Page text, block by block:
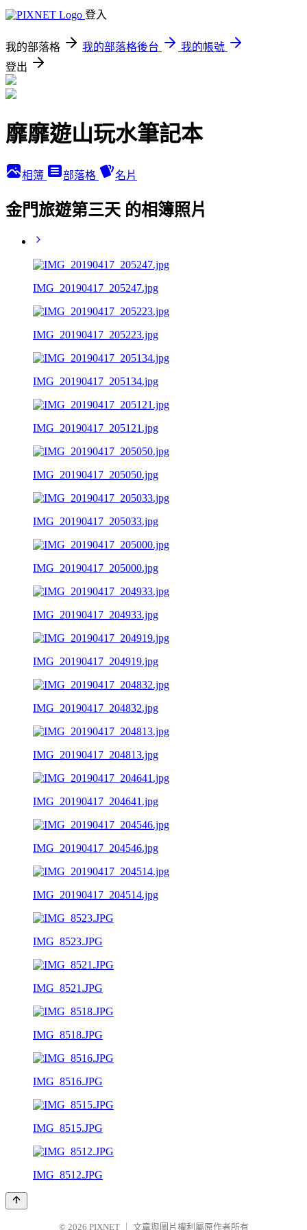
登入
我的部落格 我的部落格後台
我的帳號
登出
靡靡遊山玩水筆記本
相簿 部落格 名片
金門旅遊第三天 的相簿照片
IMG_20190417_205247.jpg
IMG_20190417_205223.jpg
IMG_20190417_205134.jpg
IMG_20190417_205121.jpg
IMG_20190417_205050.jpg
IMG_20190417_205033.jpg
IMG_20190417_205000.jpg
IMG_20190417_204933.jpg
IMG_20190417_204919.jpg
IMG_20190417_204832.jpg
IMG_20190417_204813.jpg
IMG_20190417_204641.jpg
IMG_20190417_204546.jpg
IMG_20190417_204514.jpg
IMG_8523.JPG
IMG_8521.JPG
IMG_8518.JPG
IMG_8516.JPG
IMG_8515.JPG
IMG_8512.JPG
© 2026 PIXNET 文章與圖片權利屬原作者所有